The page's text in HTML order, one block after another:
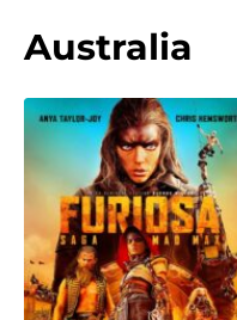
Australia